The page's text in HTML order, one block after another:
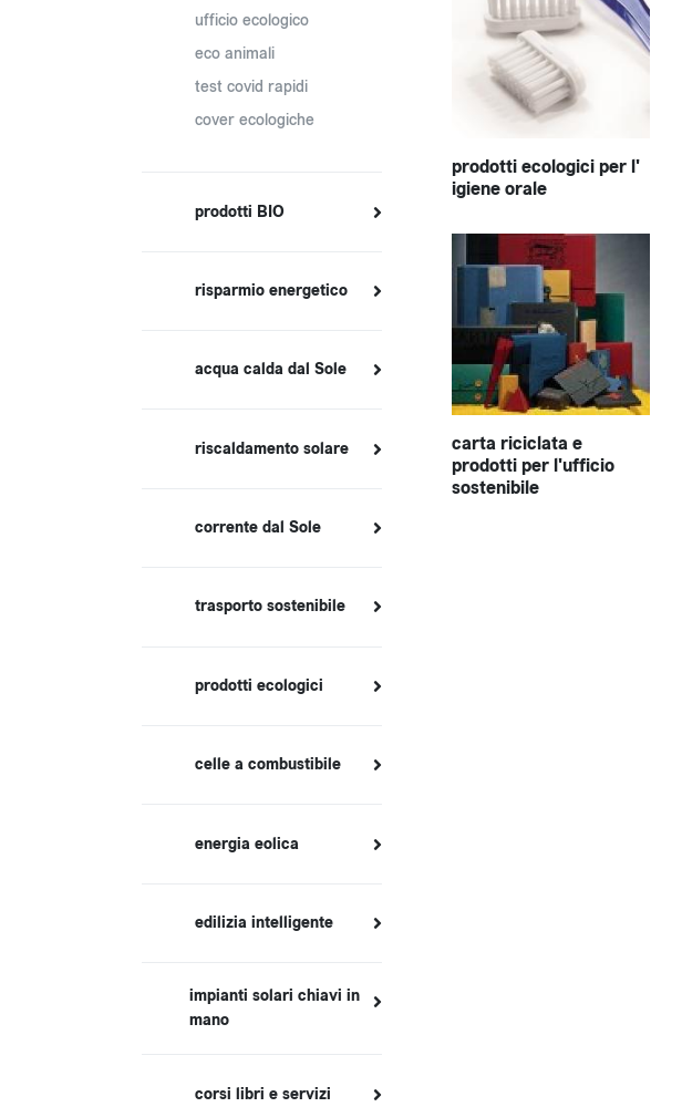
prodotti ecologici per l'
igiene orale
carta riciclata e
prodotti per l'ufficio
sostenibile
ufficio ecologico
eco animali
test covid rapidi
cover ecologiche
prodotti BIO
risparmio energetico
acqua calda dal Sole
riscaldamento solare
corrente dal Sole
trasporto sostenibile
prodotti ecologici
celle a combustibile
energia eolica
edilizia intelligente
impianti solari chiavi in
mano
corsi libri e servizi